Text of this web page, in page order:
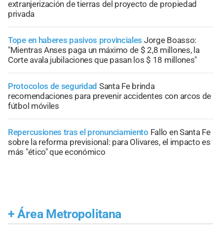
extranjerización de tierras del proyecto de propiedad
privada
Tope en haberes pasivos provinciales Jorge Boasso:
"Mientras Anses paga un máximo de $ 2,8 millones, la
Corte avala jubilaciones que pasan los $ 18 millones"
Protocolos de seguridad Santa Fe brinda
recomendaciones para prevenir accidentes con arcos de
fútbol móviles
Repercusiones tras el pronunciamiento Fallo en Santa Fe
sobre la reforma previsional: para Olivares, el impacto es
más "ético" que económico
+ Área Metropolitana